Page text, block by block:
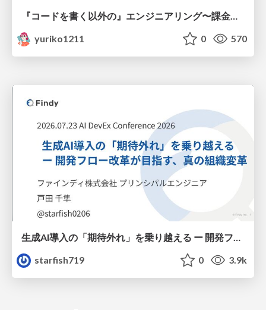
yuriko1211
0 570
生成AI導入の「期待外れ」を乗り越える ー 開発フロー改革が目指す、真の組織変革
starfish719
0 3.9k